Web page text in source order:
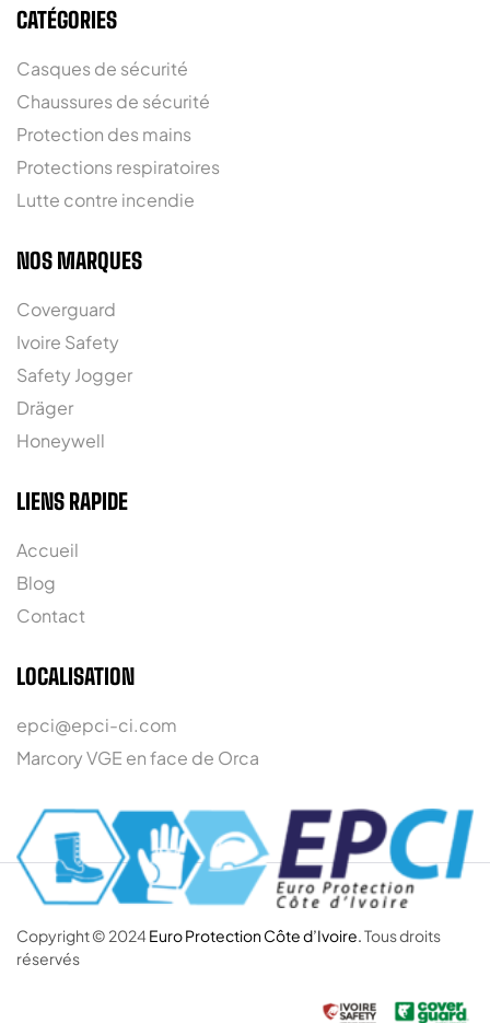
CATÉGORIES
Casques de sécurité
Chaussures de sécurité
Protection des mains
Protections respiratoires
Lutte contre incendie
NOS MARQUES
Coverguard
Ivoire Safety
Safety Jogger
Dräger
Honeywell
LIENS RAPIDE
Accueil
Blog
Contact
LOCALISATION
epci@epci-ci.com
Marcory VGE en face de Orca
Copyright © 2024 Euro Protection Côte d’Ivoire.Tous droits
réservés